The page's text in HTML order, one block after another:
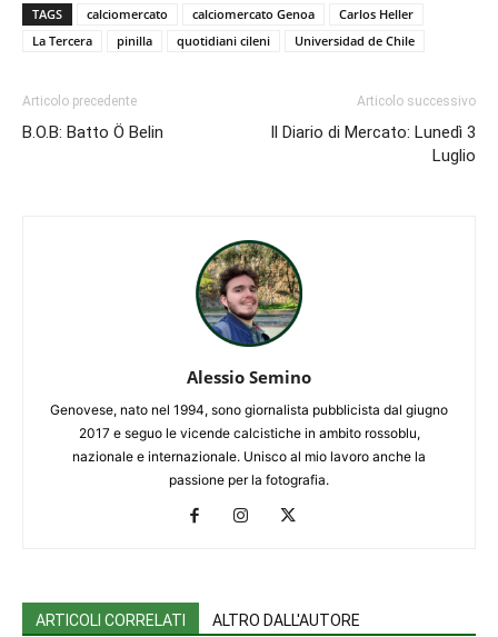
TAGS calciomercato calciomercato Genoa
Carlos Heller
La Tercera
pinilla quotidiani cileni Universidad de Chile
Articolo precedente
B.O.B: Batto Ö Belin
Articolo successivo
Il Diario di Mercato: Lunedì 3
Luglio
Alessio Semino
Genovese, nato nel 1994, sono giornalista pubblicista dal giugno
2017 e seguo le vicende calcistiche in ambito rossoblu,
nazionale e internazionale. Unisco al mio lavoro anche la
passione per la fotografia.
ARTICOLI CORRELATI ALTRO DALL'AUTORE